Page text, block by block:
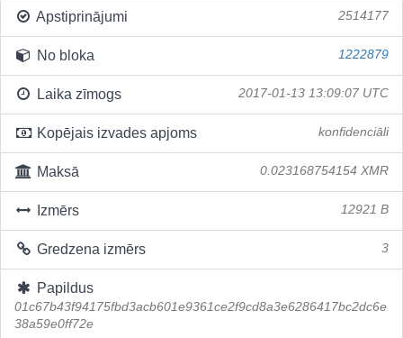
Apstiprinājumi 2514177
No bloka 1222879
Laika zīmogs 2017-01-13 13:09:07 UTC
Kopējais izvades apjoms konfidenciāli
Maksā 0.023168754154 XMR
Izmērs 12921 B
Gredzena izmērs 3
Papildus
01c67b43f94175fbd3acb601e9361ce2f9cd8a3e6286417bc2dc6e
38a59e0ff72e